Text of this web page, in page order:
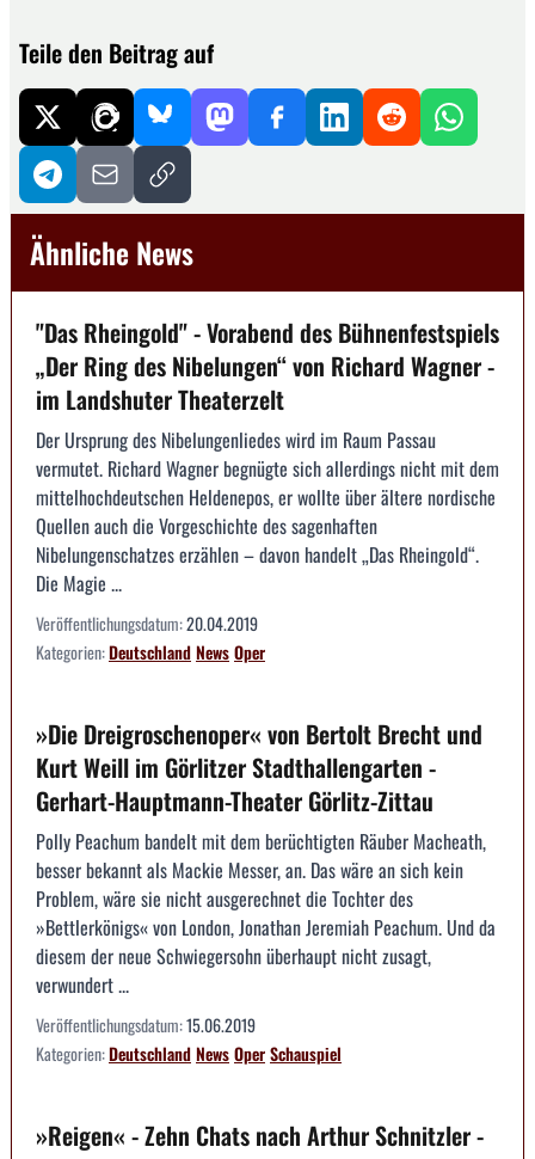
Teile den Beitrag auf
Ähnliche News
"Das Rheingold" - Vorabend des Bühnenfestspiels
„Der Ring des Nibelungen“ von Richard Wagner -
im Landshuter Theaterzelt
Der Ursprung des Nibelungenliedes wird im Raum Passau
vermutet. Richard Wagner begnügte sich allerdings nicht mit dem
mittelhochdeutschen Heldenepos, er wollte über ältere nordische
Quellen auch die Vorgeschichte des sagenhaften
Nibelungenschatzes erzählen – davon handelt „Das Rheingold“.
Die Magie ...
Veröffentlichungsdatum:20.04.2019
Kategorien:DeutschlandNewsOper
»Die Dreigroschenoper« von Bertolt Brecht und
Kurt Weill im Görlitzer Stadthallengarten -
Gerhart-Hauptmann-Theater Görlitz-Zittau
Polly Peachum bandelt mit dem berüchtigten Räuber Macheath,
besser bekannt als Mackie Messer, an. Das wäre an sich kein
Problem, wäre sie nicht ausgerechnet die Tochter des
»Bettlerkönigs« von London, Jonathan Jeremiah Peachum. Und da
diesem der neue Schwiegersohn überhaupt nicht zusagt,
verwundert ...
Veröffentlichungsdatum:15.06.2019
Kategorien:DeutschlandNewsOperSchauspiel
»Reigen« - Zehn Chats nach Arthur Schnitzler -